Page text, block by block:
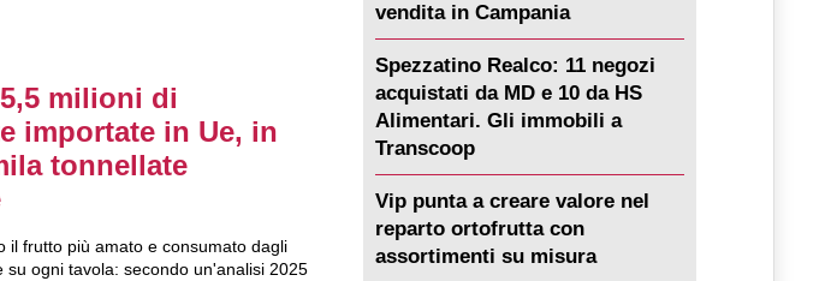
milioni di
importate in Ue, in
tonnellate
il frutto più amato e consumato dagli
su ogni tavola: secondo un'analisi 2025
vendita in Campania
Spezzatino Realco: 11 negozi
acquistati da MD e 10 da HS
Alimentari. Gli immobili a
Transcoop
Vip punta a creare valore nel
reparto ortofrutta con
assortimenti su misura